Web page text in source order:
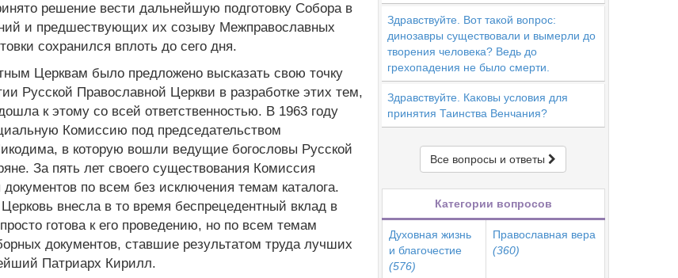
решение вести дальнейшую подготовку Собора в
и предшествующих их созыву Межправославных
сохранился вплоть до сего дня.
Церквам было предложено высказать свою точку
Русской Православной Церкви в разработке этих тем,
к этому со всей ответственностью. В 1963 году
Комиссию под председательством
в которую вошли ведущие богословы Русской
За пять лет своего существования Комиссия
по всем без исключения темам каталога.
внесла в то время беспрецедентный вклад в
готова к его проведению, но по всем темам
документов, ставшие результатом труда лучших
Патриарх Кирилл.
Здравствуйте. Вот такой вопрос:
динозавры существовали и вымерли до
творения человека? Ведь до
грехопадения не было смерти.
Здравствуйте. Каковы условия для
принятия Таинства Венчания?
Все вопросы и ответы
Категории вопросов
Духовная жизнь
и благочестие
(576)
Православная вера
(360)